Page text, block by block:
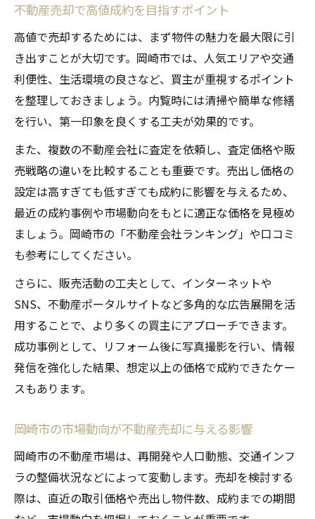
不動産売却で高値成約を目指すポイント
高値で売却するためには、まず物件の魅力を最大限に引
き出すことが大切です。岡崎市では、人気エリアや交通
利便性、生活環境の良さなど、買主が重視するポイント
を整理しておきましょう。内覧時には清掃や簡単な修繕
を行い、第一印象を良くする工夫が効果的です。
また、複数の不動産会社に査定を依頼し、査定価格や販
売戦略の違いを比較することも重要です。売出し価格の
設定は高すぎても低すぎても成約に影響を与えるため、
最近の成約事例や市場動向をもとに適正な価格を見極め
ましょう。岡崎市の「不動産会社ランキング」や口コミ
も参考にしてください。
さらに、販売活動の工夫として、インターネットや
SNS、不動産ポータルサイトなど多角的な広告展開を活
用することで、より多くの買主にアプローチできます。
成功事例として、リフォーム後に写真撮影を行い、情報
発信を強化した結果、想定以上の価格で成約できたケー
スもあります。
岡崎市の市場動向が不動産売却に与える影響
岡崎市の不動産市場は、再開発や人口動態、交通インフ
ラの整備状況などによって変動します。売却を検討する
際は、直近の取引価格や売出し物件数、成約までの期間